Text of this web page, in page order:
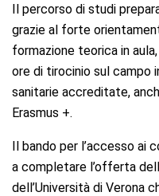
Il percorso di studi
grazie al forte
formazione teorica in
ore di tirocinio sul campo
sanitarie accreditate,
Erasmus +.
Il bando per l’accesso ai
a completare l’offerta
dell’Università di Verona